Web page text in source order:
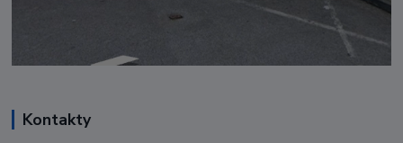
Kontakty